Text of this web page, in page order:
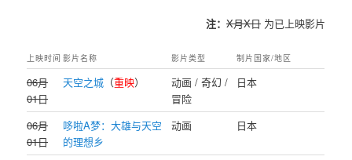
注： X月X日为已上映影片
上映时间 影片名称 影片类型 制片国家/地区
06月
01日
天空之城 （重映）
动画 / 奇幻 /
冒险
日本
06月
01日
哆啦A梦：大雄与天空
的理想乡
动画 日本